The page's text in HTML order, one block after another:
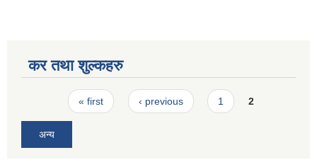
कर तथा शुल्कहरु
Pages« first ‹ previous 1 2
अन्य